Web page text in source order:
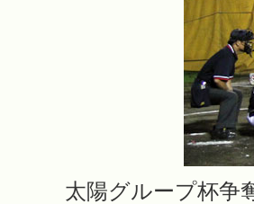
太陽グループ杯争